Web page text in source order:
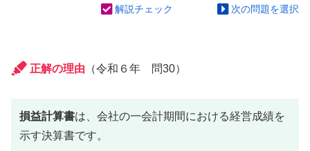
解説チェック 次の問題を選択
正解の理由 （令和６年 問30）
損益計算書は、会社の一会計期間における経営成績を
示す決算書です。